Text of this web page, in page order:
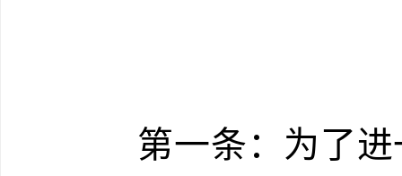
第一条：为了